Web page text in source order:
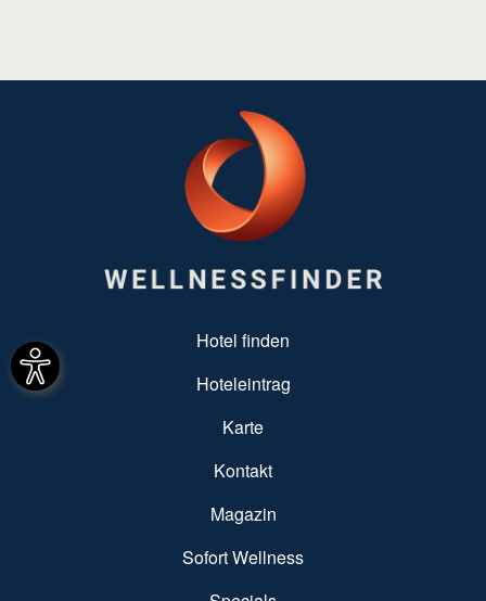
Hotel finden
Hoteleintrag
Karte
Kontakt
Magazin
Sofort Wellness